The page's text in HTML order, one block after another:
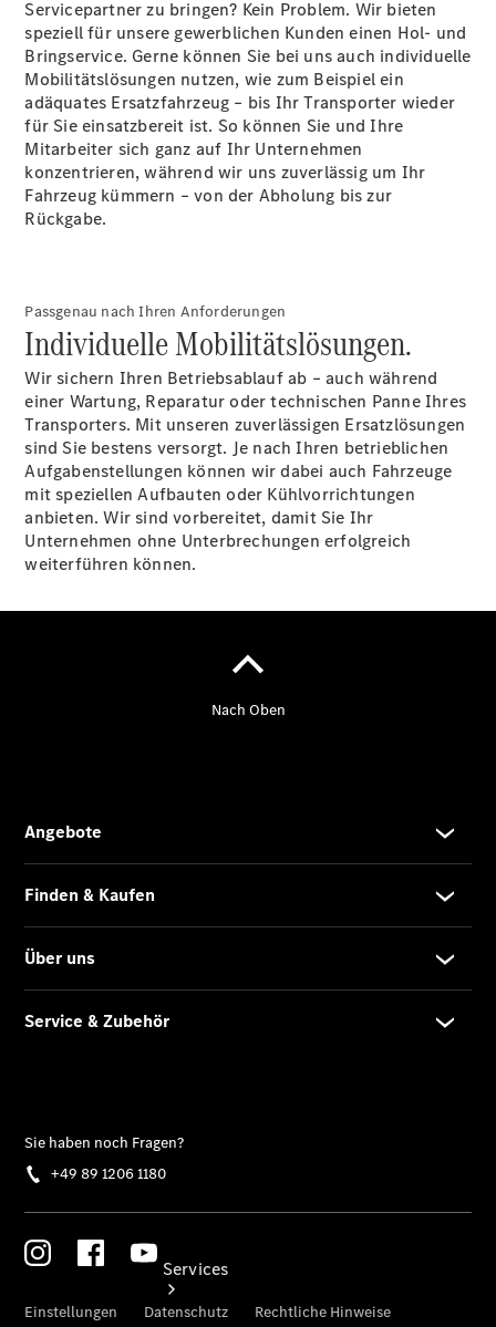
Sprinter
Fahrgestell
eSprinter
Fahrgestell
- elektrisch
Vito
Kastenwagen
eVito
- elektrisch
Vito Mixto
Vito Tourer
eVito
Tourer -
elektrisch
Citan
Kastenwagen
Auf- und
Sterne
Digitale
Services
Servicepartner zu bringen? Kein Problem. Wir bieten
speziell für unsere gewerblichen Kunden einen Hol- und
Bringservice. Gerne können Sie bei uns auch individuelle
Mobilitätslösungen nutzen, wie zum Beispiel ein
adäquates Ersatzfahrzeug – bis Ihr Transporter wieder
für Sie einsatzbereit ist. So können Sie und Ihre
Mitarbeiter sich ganz auf Ihr Unternehmen
konzentrieren, während wir uns zuverlässig um Ihr
Fahrzeug kümmern – von der Abholung bis zur
Rückgabe.
Passgenau nach Ihren Anforderungen
Individuelle Mobilitätslösungen.
Wir sichern Ihren Betriebsablauf ab – auch während
einer Wartung, Reparatur oder technischen Panne Ihres
Transporters. Mit unseren zuverlässigen Ersatzlösungen
sind Sie bestens versorgt. Je nach Ihren betrieblichen
Aufgabenstellungen können wir dabei auch Fahrzeuge
mit speziellen Aufbauten oder Kühlvorrichtungen
anbieten. Wir sind vorbereitet, damit Sie Ihr
Unternehmen ohne Unterbrechungen erfolgreich
weiterführen können.